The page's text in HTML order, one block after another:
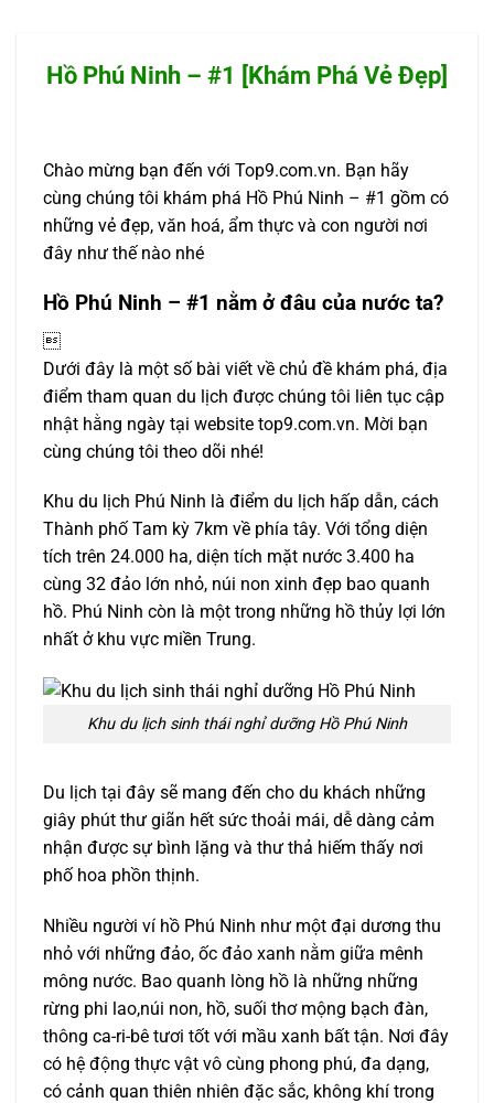
Hồ Phú Ninh – #1 [Khám Phá Vẻ Đẹp]
Chào mừng bạn đến với Top9.com.vn. Bạn hãy
cùng chúng tôi khám phá Hồ Phú Ninh – #1 gồm có
những vẻ đẹp, văn hoá, ẩm thực và con người nơi
đây như thế nào nhé
Hồ Phú Ninh – #1 nằm ở đâu của nước ta?

Dưới đây là một số bài viết về chủ đề khám phá, địa
điểm tham quan du lịch được chúng tôi liên tục cập
nhật hằng ngày tại website top9.com.vn. Mời bạn
cùng chúng tôi theo dõi nhé!
Khu du lịch Phú Ninh là điểm du lịch hấp dẫn, cách
Thành phố Tam kỳ 7km về phía tây. Với tổng diện
tích trên 24.000 ha, diện tích mặt nước 3.400 ha
cùng 32 đảo lớn nhỏ, núi non xinh đẹp bao quanh
hồ. Phú Ninh còn là một trong những hồ thủy lợi lớn
nhất ở khu vực miền Trung.
Khu du lịch sinh thái nghỉ dưỡng Hồ Phú Ninh
Du lịch tại đây sẽ mang đến cho du khách những
giây phút thư giãn hết sức thoải mái, dễ dàng cảm
nhận được sự bình lặng và thư thả hiếm thấy nơi
phố hoa phồn thịnh.
Nhiều người ví hồ Phú Ninh như một đại dương thu
nhỏ với những đảo, ốc đảo xanh nằm giữa mênh
mông nước. Bao quanh lòng hồ là những những
rừng phi lao,núi non, hồ, suối thơ mộng bạch đàn,
thông ca-ri-bê tươi tốt với mầu xanh bất tận. Nơi đây
có hệ động thực vật vô cùng phong phú, đa dạng,
có cảnh quan thiên nhiên đặc sắc, không khí trong